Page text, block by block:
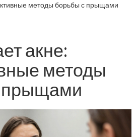
методы борьбы с прыщами
акне:
методы
прыщами